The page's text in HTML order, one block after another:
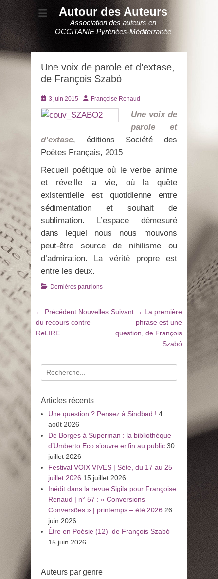
Autour des Auteurs
Association des auteurs en
OCCITANIE Pyrénées-Méditerranée
Une voix de parole et d’extase,
de François Szabó
Posté
le
3 juin 2015 AuteurFrançoise Renaud
Une voix de
parole et
d’extase, éditions Société des
Poètes Français, 2015
Recueil poétique où le verbe anime
et réveille la vie, où la quête
existentielle est quotidienne entre
sédimentation et souhait de
sublimation. L’espace démesuré
dans lequel nous nous mouvons
peut-être source de nihilisme ou
d’admiration. La vérité propre est
entre les deux.
Catégories
Dernières parutions
Navigation
de
l’article
← Précédent Article
précédent
Nouvelles
du recours contre
ReLIRE
Suivant → Article
suivant
:
La première
phrase est une
question, de François
Szabó
Recherche
pour
Articles récents
Une question ? Pensez à Sindbad ! 4
août 2026
De Borges à Superman : la bibliothèque
d’Umberto Eco s’ouvre enfin au public 30
juillet 2026
Festival VOIX VIVES | Sète, du 17 au 25
juillet 2026 15 juillet 2026
Inédit dans la revue Sigila pour Françoise
Renaud | n° 57 : « Conversions –
Conversões » | printemps – été 2026 26
juin 2026
Être en Poésie (12), de François Szabó
15 juin 2026
Auteurs par genre